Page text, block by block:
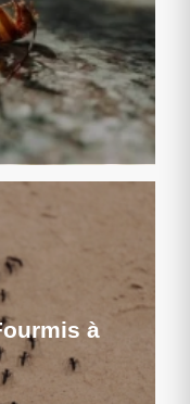
à